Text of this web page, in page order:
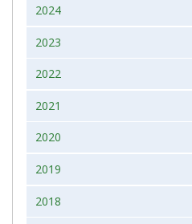
2024
2023
2022
2021
2020
2019
2018